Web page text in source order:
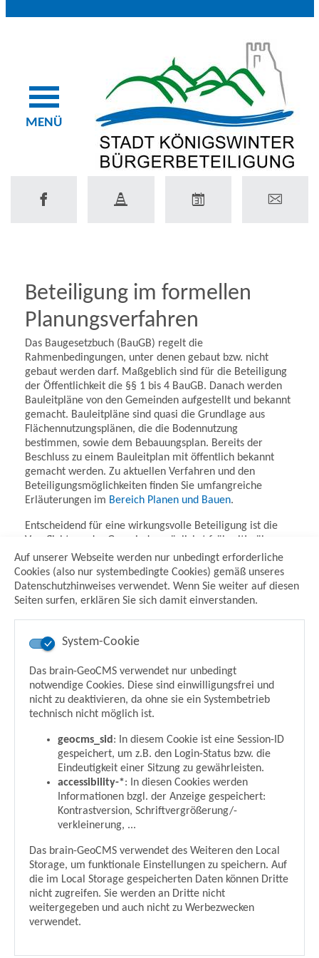
Auf unserer Webseite werden nur unbedingt erforderliche
Cookies (also nur systembedingte Cookies) gemäß unseres
Datenschutzhinweises verwendet. Wenn Sie weiter auf diesen
Seiten surfen, erklären Sie sich damit einverstanden.
System-Cookie
Das brain-GeoCMS verwendet nur unbedingt
notwendige Cookies. Diese sind einwilligungsfrei und
nicht zu deaktivieren, da ohne sie ein Systembetrieb
technisch nicht möglich ist.
geocms_sid: In diesem Cookie ist eine Session-ID
gespeichert, um z.B. den Login-Status bzw. die
Eindeutigkeit einer Sitzung zu gewährleisten.
accessibility-*: In diesen Cookies werden
Informationen bzgl. der Anzeige gespeichert:
Kontrastversion, Schriftvergrößerung/-
verkleinerung, ...
Das brain-GeoCMS verwendet des Weiteren den Local
Storage, um funktionale Einstellungen zu speichern. Auf
die im Local Storage gespeicherten Daten können Dritte
nicht zugreifen. Sie werden an Dritte nicht
weitergegeben und auch nicht zu Werbezwecken
verwendet.
MENÜ
Beteiligung im formellen
Planungsverfahren
Das Baugesetzbuch (BauGB) regelt die
Rahmenbedingungen, unter denen gebaut bzw. nicht
gebaut werden darf. Maßgeblich sind für die Beteiligung
der Öffentlichkeit die §§ 1 bis 4 BauGB. Danach werden
Bauleitpläne von den Gemeinden aufgestellt und bekannt
gemacht. Bauleitpläne sind quasi die Grundlage aus
Flächennutzungsplänen, die die Bodennutzung
bestimmen, sowie dem Bebauungsplan. Bereits der
Beschluss zu einem Bauleitplan mit öffentlich bekannt
gemacht werden. Zu aktuellen Verfahren und den
Beteiligungsmöglichkeiten finden Sie umfangreiche
Erläuterungen im Bereich Planen und Bauen.
Entscheidend für eine wirkungsvolle Beteiligung ist die
Verpflichtung der Gemeinde, möglichst frühzeitig über
allgemeine Ziele und Zwecke des
"Aufstellungsbeschlusses" zu informieren, die Menschen
öffentlich über wesentliche Auswirkungen der Planung zu
unterrichten. Dazu gehört auch die Möglichkeit innerhalb
Bürgerbeteiligung ist Bestandteil formeller Verfahren
(und darf nicht mit der informellen und
zusätzlichen/freiwilligen Beteiligung verwechselt
werden). Hier haben die Bürgerinnen und Bürger die
Möglichkeit Fragen zu stellen sowie mit ihren Anregungen
und möglicher Kritik auf die weiteren Entscheidungen des
Ansprechpartner:in
Herr Damian Schwichtenberg
Vorstand und Wahlen (16)
Funktion:Geschäftsbereichsleiter / Pressesprecher
Haus Bachem
Drachenfelsstr. 4
53639 Königswinter